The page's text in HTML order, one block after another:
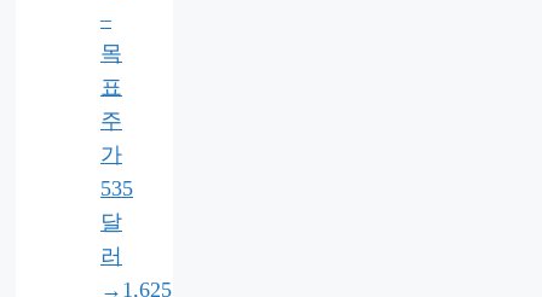
–
목
표
주
가
535
달
러
→1,625